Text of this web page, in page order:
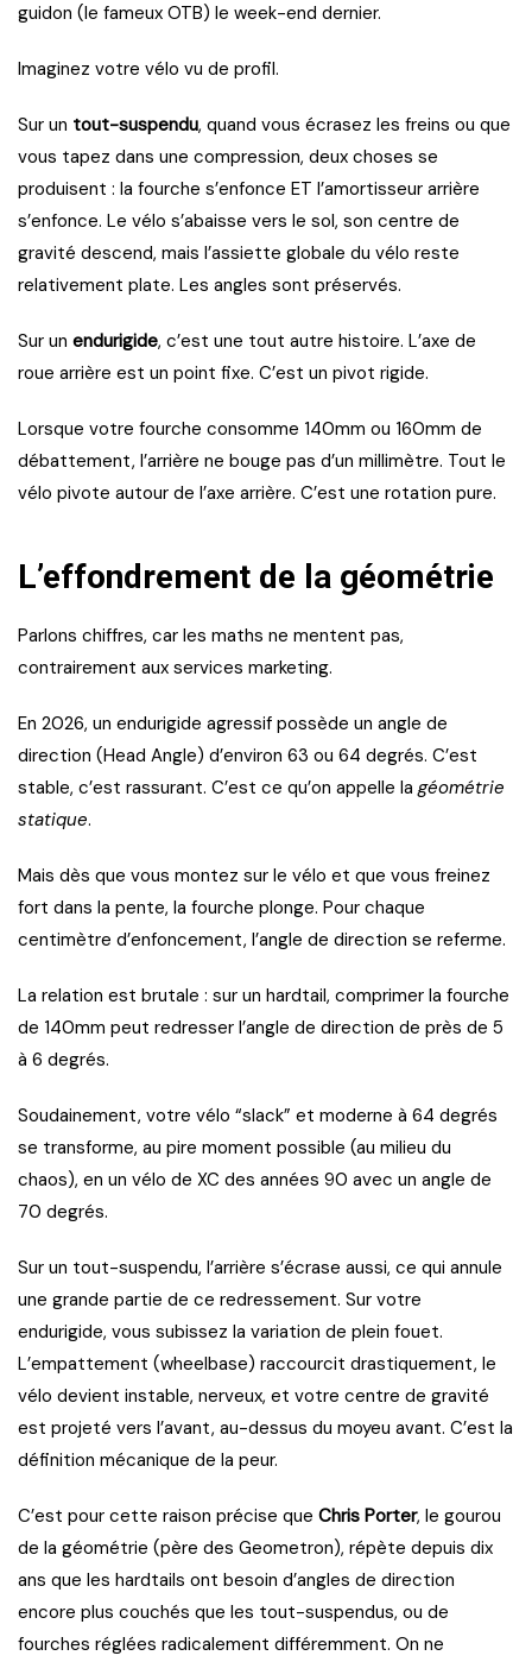
guidon (le fameux OTB) le week-end dernier.
Imaginez votre vélo vu de profil.
Sur un tout-suspendu, quand vous écrasez les freins ou que
vous tapez dans une compression, deux choses se
produisent : la fourche s’enfonce ET l’amortisseur arrière
s’enfonce. Le vélo s’abaisse vers le sol, son centre de
gravité descend, mais l’assiette globale du vélo reste
relativement plate. Les angles sont préservés.
Sur un endurigide, c’est une tout autre histoire. L’axe de
roue arrière est un point fixe. C’est un pivot rigide.
Lorsque votre fourche consomme 140mm ou 160mm de
débattement, l’arrière ne bouge pas d’un millimètre. Tout le
vélo pivote autour de l’axe arrière. C’est une rotation pure.
L’effondrement de la géométrie
Parlons chiffres, car les maths ne mentent pas,
contrairement aux services marketing.
En 2026, un endurigide agressif possède un angle de
direction (Head Angle) d’environ 63 ou 64 degrés. C’est
stable, c’est rassurant. C’est ce qu’on appelle lagéométrie
statique.
Mais dès que vous montez sur le vélo et que vous freinez
fort dans la pente, la fourche plonge. Pour chaque
centimètre d’enfoncement, l’angle de direction se referme.
La relation est brutale : sur un hardtail, comprimer la fourche
de 140mm peut redresser l’angle de direction de près de 5
à 6 degrés.
Soudainement, votre vélo “slack” et moderne à 64 degrés
se transforme, au pire moment possible (au milieu du
chaos), en un vélo de XC des années 90 avec un angle de
70 degrés.
Sur un tout-suspendu, l’arrière s’écrase aussi, ce qui annule
une grande partie de ce redressement. Sur votre
endurigide, vous subissez la variation de plein fouet.
L’empattement (wheelbase) raccourcit drastiquement, le
vélo devient instable, nerveux, et votre centre de gravité
est projeté vers l’avant, au-dessus du moyeu avant. C’est la
définition mécanique de la peur.
C’est pour cette raison précise que Chris Porter, le gourou
de la géométrie (père des Geometron), répète depuis dix
ans que les hardtails ont besoin d’angles de direction
encore plus couchés que les tout-suspendus, ou de
fourches réglées radicalement différemment. On ne